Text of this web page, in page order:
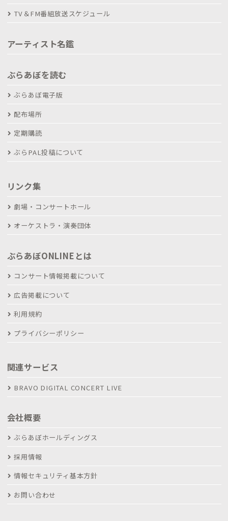
TV＆FM番組放送スケジュール
アーティスト名鑑
ぶらあぼを読む
ぶらあぼ電子版
配布場所
定期購読
ぶらPAL投稿について
リンク集
劇場・コンサートホール
オーケストラ・演奏団体
ぶらあぼONLINEとは
コンサート情報掲載について
広告掲載について
利用規約
プライバシーポリシー
関連サービス
BRAVO DIGITAL CONCERT LIVE
会社概要
ぶらあぼホールディングス
採用情報
情報セキュリティ基本方針
お問い合わせ